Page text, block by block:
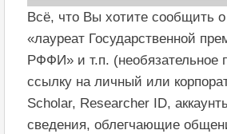
Всё, что Вы хотите сообщить
«лауреат Государственной
РФФИ» и т.п. (необязательное
ссылку на личный или
Scholar, Researcher ID,
сведения, облегчающие